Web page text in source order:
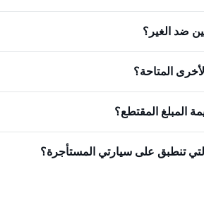
ضد الغير؟
المتاحة؟
المبلغ المقتطع؟
تنطبق على سيارتي المستأجرة؟